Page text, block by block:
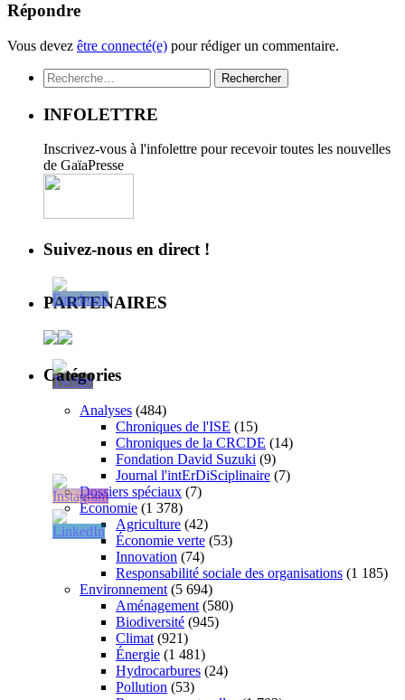
Répondre
Vous devez être connecté(e) pour rédiger un commentaire.
Rechercher :
INFOLETTRE
Inscrivez-vous à l'infolettre pour recevoir toutes les nouvelles
de GaïaPresse
Suivez-nous en direct !
PARTENAIRES
Catégories
Analyses (484)
Chroniques de l'ISE (15)
Chroniques de la CRCDE (14)
Fondation David Suzuki (9)
Journal l'intErDiSciplinaire (7)
Dossiers spéciaux (7)
Économie (1 378)
Agriculture (42)
Économie verte (53)
Innovation (74)
Responsabilité sociale des organisations (1 185)
Environnement (5 694)
Aménagement (580)
Biodiversité (945)
Climat (921)
Énergie (1 481)
Hydrocarbures (24)
Pollution (53)